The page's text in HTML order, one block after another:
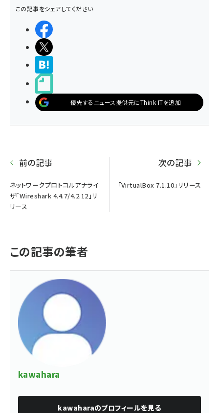
この記事をシェアしてください
優先するニュース提供元にThink ITを追加
前の記事
ネットワークプロトコルアナライ
ザ「Wireshark 4.4.7/4.2.12」リ
リース
次の記事
「VirtualBox 7.1.10」リリース
この記事の筆者
kawahara
kawaharaのプロフィールを見る